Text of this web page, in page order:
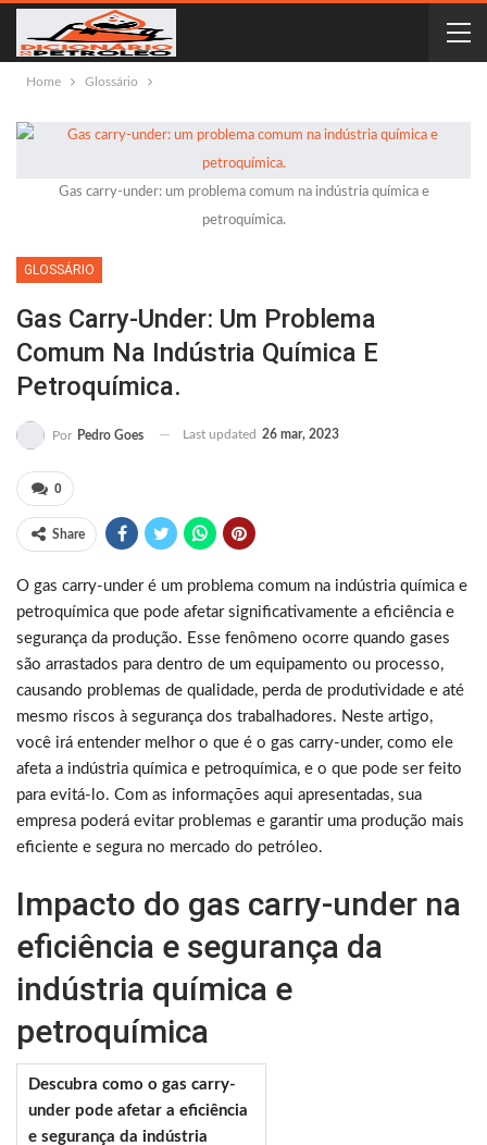
Home Glossário
Gas carry-under: um problema comum na indústria química e
petroquímica.
GLOSSÁRIO
Gas Carry-Under: Um Problema
Comum Na Indústria Química E
Petroquímica.
Por Pedro Goes Last updated 26 mar, 2023
0
Share
O gas carry-under é um problema comum na indústria química e
petroquímica que pode afetar significativamente a eficiência e
segurança da produção. Esse fenômeno ocorre quando gases
são arrastados para dentro de um equipamento ou processo,
causando problemas de qualidade, perda de produtividade e até
mesmo riscos à segurança dos trabalhadores. Neste artigo,
você irá entender melhor o que é o gas carry-under, como ele
afeta a indústria química e petroquímica, e o que pode ser feito
para evitá-lo. Com as informações aqui apresentadas, sua
empresa poderá evitar problemas e garantir uma produção mais
eficiente e segura no mercado do petróleo.
Impacto do gas carry-under na
eficiência e segurança da
indústria química e
petroquímica
Descubra como o gas carry-
under pode afetar a eficiência
e segurança da indústria